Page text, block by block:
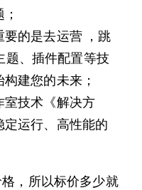
的是去运营 ，跳
、插件配置等技
建您的未来；
室技术《解决方
运行、高性能的
，所以标价多少就